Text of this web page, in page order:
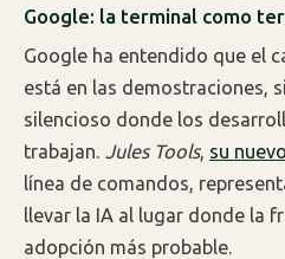
Google: la terminal como
Google ha entendido que el
está en las demostraciones,
silencioso donde los
trabajan. Jules Tools, su
línea de comandos,
llevar la IA al lugar donde la
adopción más probable.